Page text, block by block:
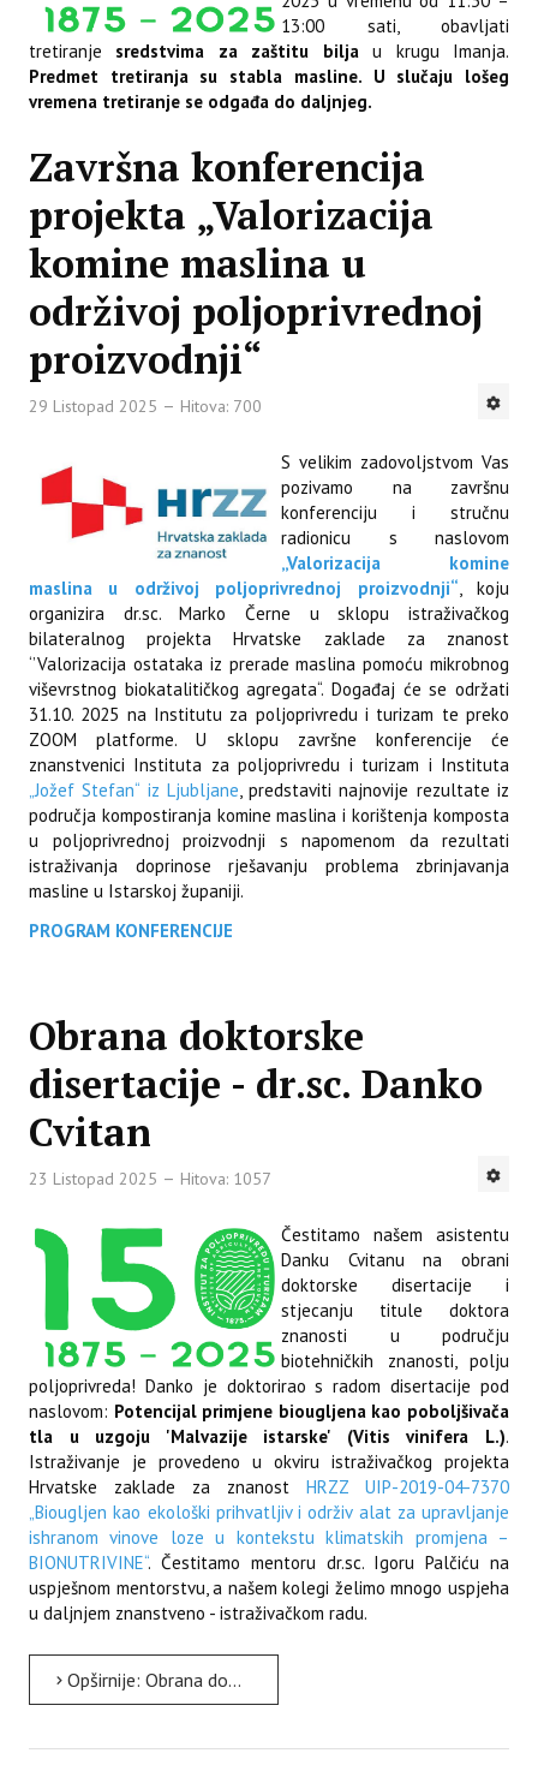
13:00 sati, obavljati
tretiranje sredstvima za zaštitu biljau krugu Imanja.
Predmet tretiranja su stabla masline. U slučaju lošeg
vremena tretiranje se odgađa do daljnjeg.
Završna konferencija
projekta „Valorizacija
komine maslina u
održivoj poljoprivrednoj
proizvodnji“
29 Listopad 2025 Hitova: 700
S velikim zadovoljstvom Vas
pozivamo na završnu
konferenciju i stručnu
radionicu s naslovom
„Valorizacija komine
maslina u održivoj poljoprivrednoj proizvodnji“, koju
organizira dr.sc. Marko Černe u sklopu istraživačkog
bilateralnog projekta Hrvatske zaklade za znanost
‘’Valorizacija ostataka iz prerade maslina pomoću mikrobnog
viševrstnog biokatalitičkog agregata“. Događaj će se održati
31.10. 2025 na Institutu za poljoprivredu i turizam te preko
ZOOM platforme. U sklopu završne konferencije će
znanstvenici Instituta za poljoprivredu i turizam i Instituta
„Jožef Stefan“ iz Ljubljane, predstaviti najnovije rezultate iz
područja kompostiranja komine maslina i korištenja komposta
u poljoprivrednoj proizvodnji s napomenom da rezultati
istraživanja doprinose rješavanju problema zbrinjavanja
masline u Istarskoj županiji.
PROGRAM KONFERENCIJE
Obrana doktorske
disertacije - dr.sc. Danko
Cvitan
23 Listopad 2025 Hitova: 1057
Čestitamo našem asistentu
Danku Cvitanu na obrani
doktorske disertacije i
stjecanju titule doktora
znanosti u području
biotehničkih znanosti, polju
poljoprivreda! Danko je doktorirao s radom disertacije pod
naslovom: Potencijal primjene biougljena kao poboljšivača
tla u uzgoju 'Malvazije istarske' (Vitis vinifera L.).
Istraživanje je provedeno u okviru istraživačkog projekta
Hrvatske zaklade za znanost HRZZ UIP-2019-04-7370
„Biougljen kao ekološki prihvatljiv i održiv alat za upravljanje
ishranom vinove loze u kontekstu klimatskih promjena –
BIONUTRIVINE“. Čestitamo mentoru dr.sc. Igoru Palčiću na
uspješnom mentorstvu, a našem kolegi želimo mnogo uspjeha
u daljnjem znanstveno - istraživačkom radu.
Opširnije: Obrana doktorske disertacije - dr.sc. Danko Cvitan